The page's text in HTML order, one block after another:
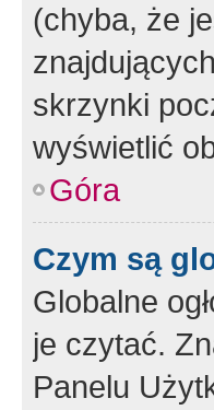
(chyba, że
skrzynki
wyświetlić
Góra
Czym są
Globalne
je czytać.
Panelu